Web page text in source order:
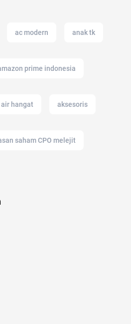
ac modern anak tk
prime indonesia
air hangat aksesoris
saham CPO melejit